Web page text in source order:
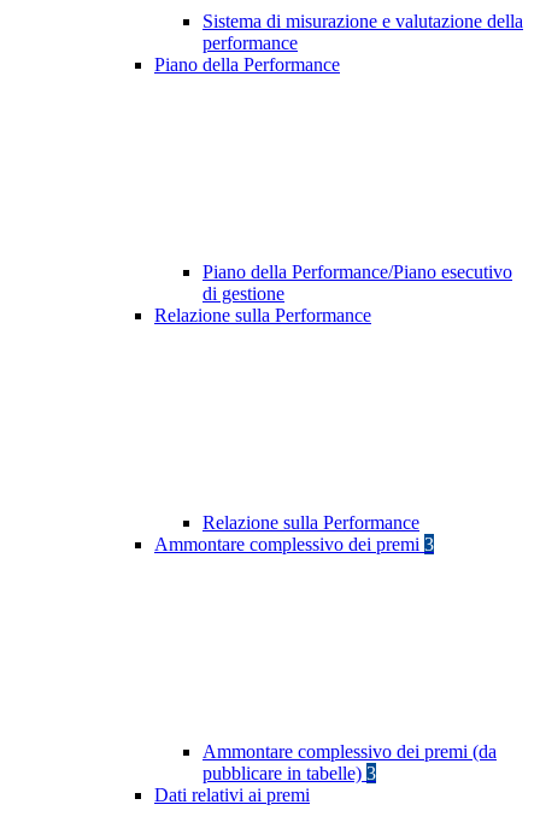
Sistema di misurazione e valutazione della
performance
Piano della Performance
Piano della Performance/Piano esecutivo
di gestione
Relazione sulla Performance
Relazione sulla Performance
Ammontare complessivo dei premi 3
Ammontare complessivo dei premi (da
pubblicare in tabelle) 3
Dati relativi ai premi